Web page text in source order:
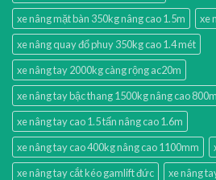
xe nâng mặt bàn 350kg nâng cao 1.5m
xe
xe nâng quay đổ phuy 350kg cao 1.4 mét
xe nâng tay 2000kg càng rộng ac20m
xe nâng tay bậc thang 1500kg nâng cao
xe nâng tay cao 1.5 tấn nâng cao 1.6m
xe nâng tay cao 400kg nâng cao 1100mm
xe nâng tay cắt kéo gamlift đức
xe nâng